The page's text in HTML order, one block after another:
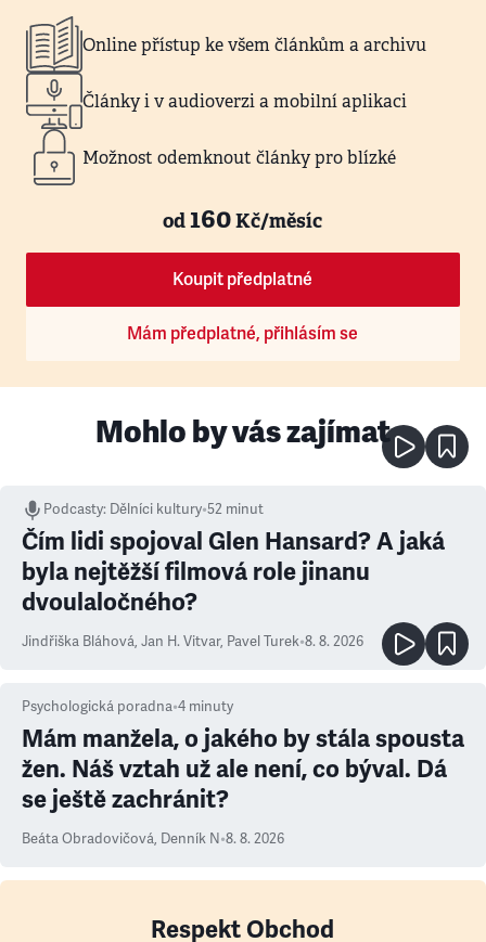
Online přístup ke všem článkům a archivu
Články i v audioverzi a mobilní aplikaci
Možnost odemknout články pro blízké
od160Kč/měsíc
Koupit předplatné
Mám předplatné, přihlásím se
Mohlo by vás zajímat
Podcasty: Dělníci kultury•52 minut
Čím lidi spojoval Glen Hansard? A jaká
byla nejtěžší filmová role jinanu
dvoulaločného?
Jindřiška Bláhová, Jan H. Vitvar, Pavel Turek•8. 8. 2026
Psychologická poradna•4 minuty
Mám manžela, o jakého by stála spousta
žen. Náš vztah už ale není, co býval. Dá
se ještě zachránit?
Beáta Obradovičová, Denník N•8. 8. 2026
Respekt Obchod